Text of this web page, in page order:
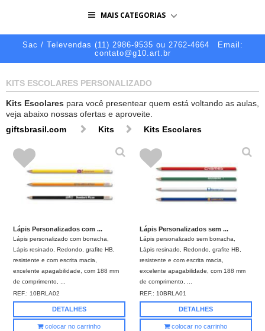
MAIS CATEGORIAS
Sac / Televendas (11) 2986-9535 ou 2762-4664
Email:
contato@g10.art.br
KITS ESCOLARES PERSONALIZADO
Kits Escolares para você presentear quem está voltando as aulas,
veja abaixo nossas ofertas e aproveite.
giftsbrasil.com
Kits Kits Escolares
Lápis Personalizados com ...
Lápis personalizado com borracha,
Lápis resinado, Redondo, grafite HB,
resistente e com escrita macia,
excelente apagabilidade, com 188 mm
de comprimento, ...
REF.: 10BRLA02
DETALHES
colocar no carrinho
Lápis Personalizados sem ...
Lápis personalizado sem borracha,
Lápis resinado, Redondo, grafite HB,
resistente e com escrita macia,
excelente apagabilidade, com 188 mm
de comprimento, ...
REF.: 10BRLA01
DETALHES
colocar no carrinho